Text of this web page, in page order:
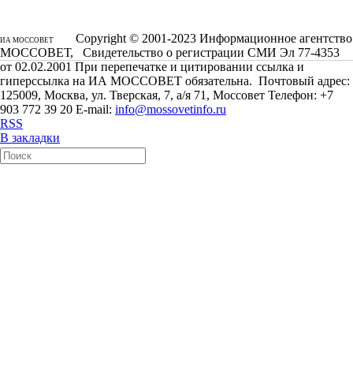
ИА МОССОВЕТ
Copyright © 2001-2023 Информационное агентство
МОССОВЕТ, Свидетельство о регистрации СМИ Эл 77-4353
от 02.02.2001 При перепечатке и цитировании ссылка и
гиперссылка на ИА МОССОВЕТ обязательна. Почтовый адрес:
125009, Москва, ул. Тверская, 7, а/я 71, Моссовет Телефон: +7
903 772 39 20 E-mail: info@mossovetinfo.ru
RSS
В закладки